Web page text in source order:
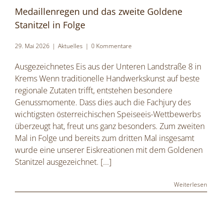
Medaillenregen und das zweite Goldene
Stanitzel in Folge
29. Mai 2026 | Aktuelles | 0 Kommentare
Ausgezeichnetes Eis aus der Unteren Landstraße 8 in
Krems Wenn traditionelle Handwerkskunst auf beste
regionale Zutaten trifft, entstehen besondere
Genussmomente. Dass dies auch die Fachjury des
wichtigsten österreichischen Speiseeis-Wettbewerbs
überzeugt hat, freut uns ganz besonders. Zum zweiten
Mal in Folge und bereits zum dritten Mal insgesamt
wurde eine unserer Eiskreationen mit dem Goldenen
Stanitzel ausgezeichnet. [...]
Weiterlesen